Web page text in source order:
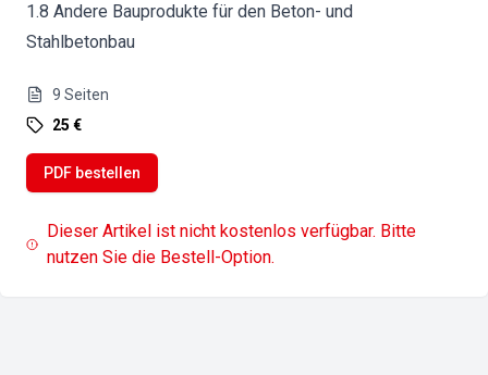
1.8 Andere Bauprodukte für den Beton- und
Stahlbetonbau
9 Seiten
25 €
PDF bestellen
Dieser Artikel ist nicht kostenlos verfügbar. Bitte
nutzen Sie die Bestell-Option.